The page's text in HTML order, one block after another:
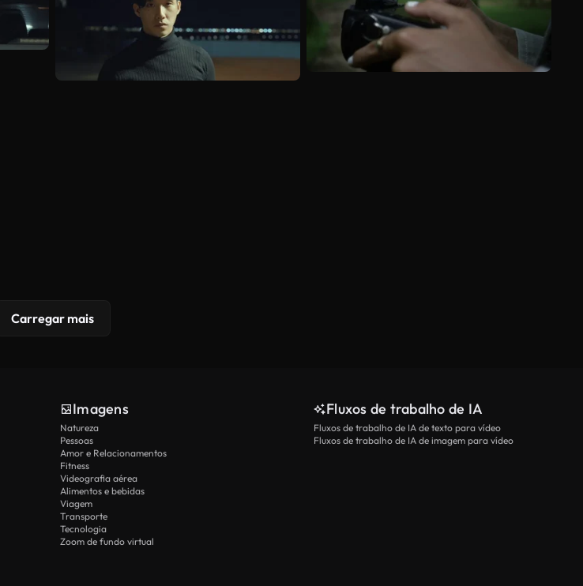
Carregar mais
Imagens
Natureza
Pessoas
Amor e Relacionamentos
Fitness
Videografia aérea
Alimentos e bebidas
Viagem
Transporte
Tecnologia
Zoom de fundo virtual
Fluxos de trabalho de IA
Fluxos de trabalho de IA de texto para vídeo
Fluxos de trabalho de IA de imagem para vídeo